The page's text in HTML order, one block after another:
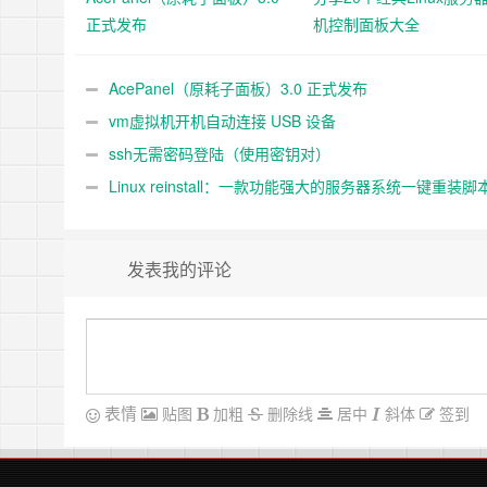
正式发布
机控制面板大全
AcePanel（原耗子面板）3.0 正式发布
vm虚拟机开机自动连接 USB 设备
ssh无需密码登陆（使用密钥对）
Linux reinstall：一款功能强大的服务器系统一键重装脚
发表我的评论
表情 贴图 加粗 删除线 居中 斜体 签到